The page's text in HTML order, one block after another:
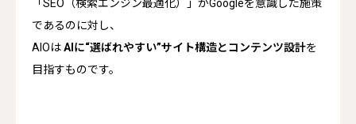
「SEO（検索エンジン最適化）」がGoogleを意識した施策
であるのに対し、
AIOはAIに“選ばれやすい”サイト構造とコンテンツ設計を
目指すものです。